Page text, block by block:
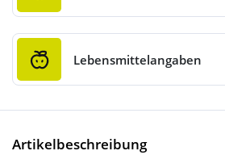
Lebensmittelangaben
Artikelbeschreibung